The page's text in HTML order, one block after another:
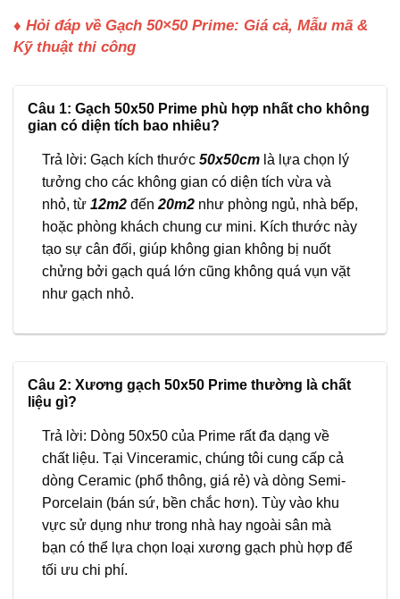
♦ Hỏi đáp về Gạch 50×50 Prime: Giá cả, Mẫu mã &
Kỹ thuật thi công
Câu 1: Gạch 50x50 Prime phù hợp nhất cho không
gian có diện tích bao nhiêu?
Trả lời: Gạch kích thước 50x50cm là lựa chọn lý
tưởng cho các không gian có diện tích vừa và
nhỏ, từ 12m2 đến 20m2 như phòng ngủ, nhà bếp,
hoặc phòng khách chung cư mini. Kích thước này
tạo sự cân đối, giúp không gian không bị nuốt
chửng bởi gạch quá lớn cũng không quá vụn vặt
như gạch nhỏ.
Câu 2: Xương gạch 50x50 Prime thường là chất
liệu gì?
Trả lời: Dòng 50x50 của Prime rất đa dạng về
chất liệu. Tại Vinceramic, chúng tôi cung cấp cả
dòng Ceramic (phổ thông, giá rẻ) và dòng Semi-
Porcelain (bán sứ, bền chắc hơn). Tùy vào khu
vực sử dụng như trong nhà hay ngoài sân mà
bạn có thể lựa chọn loại xương gạch phù hợp để
tối ưu chi phí.